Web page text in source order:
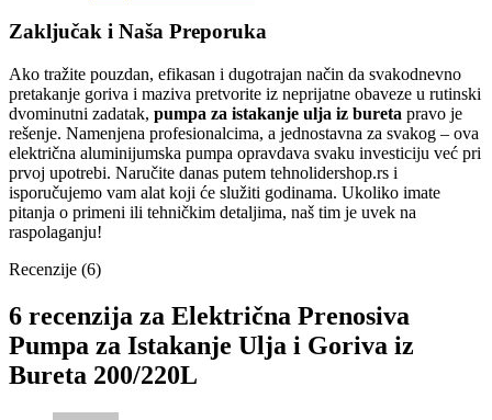
Zaključak i Naša Preporuka
Ako tražite pouzdan, efikasan i dugotrajan način da svakodnevno
pretakanje goriva i maziva pretvorite iz neprijatne obaveze u rutinski
dvominutni zadatak, pumpa za istakanje ulja iz bureta pravo je
rešenje. Namenjena profesionalcima, a jednostavna za svakog – ova
električna aluminijumska pumpa opravdava svaku investiciju već pri
prvoj upotrebi. Naručite danas putem tehnolidershop.rs i
isporučujemo vam alat koji će služiti godinama. Ukoliko imate
pitanja o primeni ili tehničkim detaljima, naš tim je uvek na
raspolaganju!
Recenzije (6)
6 recenzija za Električna Prenosiva
Pumpa za Istakanje Ulja i Goriva iz
Bureta 200/220L